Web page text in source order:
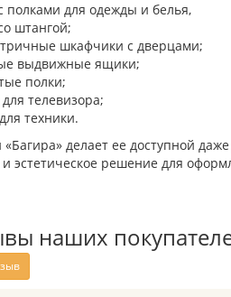
полками для одежды и белья,
штангой;
шкафчики с дверцами;
выдвижные ящики;
полки;
телевизора;
техники.
«Багира» делает ее доступной
эстетическое решение для
наших